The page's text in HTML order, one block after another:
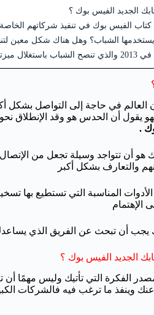
في حاجة إلى التواصل بشكل
يقول أن الحدس هو وقد الإنطلاق
.
أن تتواجد وسيلة تجعل من
والتعارف بشكل أكبر
المناسبة التي تستطيع بها
الإهتمام
يجب أن تبحث عن الفريق الذي
الفكرة التي تأتيك وليس مهمًا أن
وينفذ ما ترغب فيه فالشركات